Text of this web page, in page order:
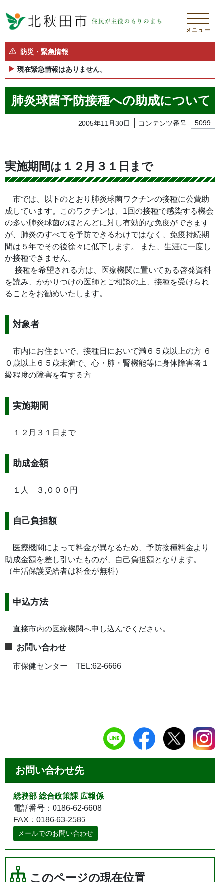
メニュー
防災・緊急情報
現在緊急情報はありません。
肺炎球菌予防接種への助成について
2005年11月30日 コンテンツ番号 5099
実施期間は１２月３１日まで
市では、以下のとおり肺炎球菌ワクチンの接種に公費助
成しています。このワクチンは、1回の接種で感染する機会
の多い肺炎球菌のほとんどに対し有効的な免疫ができます
が、肺炎のすべてを予防できるわけではなく、免疫持続期
間は５年でその後徐々に低下します。 また、生涯に一度し
か接種できません。
接種を希望される方は、医療機関に置いてある啓発資料
を読み、かかりつけの医師とご相談の上、接種を受けられ
ることをお勧めいたします。
対象者
市内にお住まいで、接種日において満６５歳以上の方 ６
０歳以上６５歳未満で、心・肺・腎機能等に身体障害者１
級程度の障害を有する方
実施期間
１２月３１日まで
助成金額
１人 ３,０００円
自己負担額
医療機関によって料金が異なるため、予防接種料金より
助成金額を差し引いたものが、自己負担額となります。
（生活保護受給者は料金が無料）
申込方法
直接市内の医療機関へ申し込んでください。
お問い合わせ
市保健センター TEL:62-6666
お問い合わせ先
総務部 総合政策課 広報係
電話番号：0186-62-6608
FAX：0186-63-2586
メールでのお問い合わせ
このページの現在位置